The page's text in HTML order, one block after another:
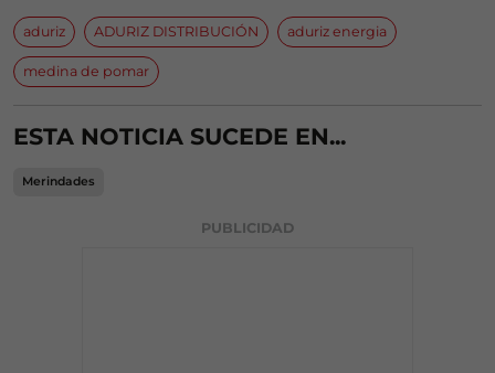
aduriz ADURIZ DISTRIBUCIÓN aduriz energia
medina de pomar
ESTA NOTICIA SUCEDE EN...
Merindades
PUBLICIDAD